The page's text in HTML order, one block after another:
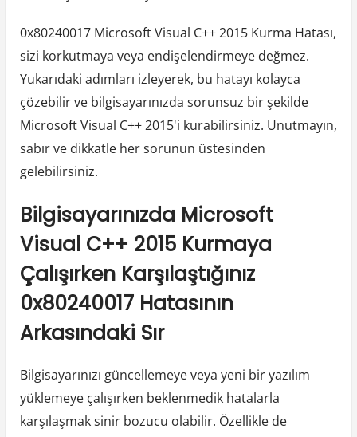
0x80240017 Microsoft Visual C++ 2015 Kurma Hatası,
sizi korkutmaya veya endişelendirmeye değmez.
Yukarıdaki adımları izleyerek, bu hatayı kolayca
çözebilir ve bilgisayarınızda sorunsuz bir şekilde
Microsoft Visual C++ 2015'i kurabilirsiniz. Unutmayın,
sabır ve dikkatle her sorunun üstesinden
gelebilirsiniz.
Bilgisayarınızda Microsoft
Visual C++ 2015 Kurmaya
Çalışırken Karşılaştığınız
0x80240017 Hatasının
Arkasındaki Sır
Bilgisayarınızı güncellemeye veya yeni bir yazılım
yüklemeye çalışırken beklenmedik hatalarla
karşılaşmak sinir bozucu olabilir. Özellikle de